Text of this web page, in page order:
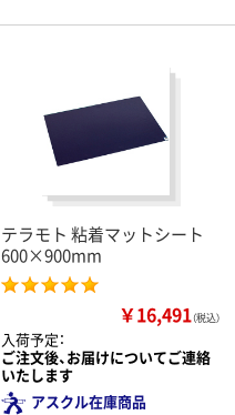
テラモト 粘着マットシート
600×900mm
￥16,491（税込）
入荷予定：
ご注文後、お届けについてご連絡
いたします
アスクル在庫商品